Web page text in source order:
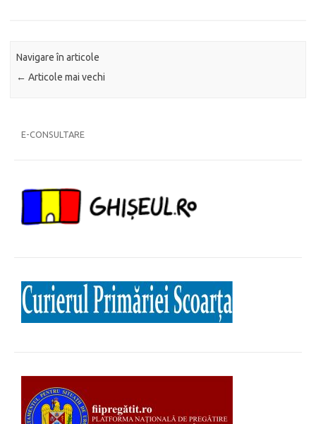
Navigare în articole
← Articole mai vechi
E-CONSULTARE